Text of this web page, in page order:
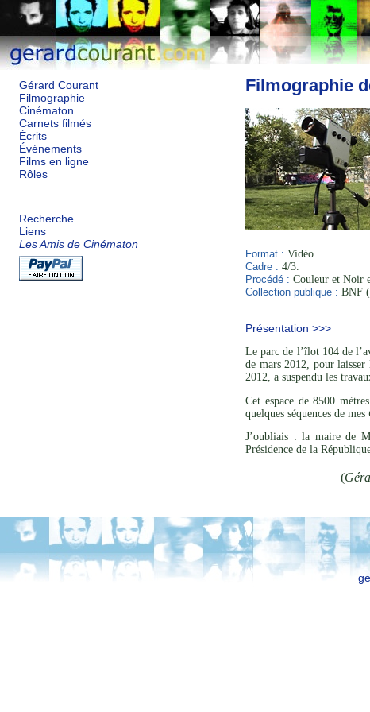
Gérard Courant
Filmographie
Cinématon
Carnets filmés
Écrits
Événements
Films en ligne
Rôles
Recherche
Liens
Les Amis de Cinématon
Filmographie
Format : Vidéo.
Cadre : 4/3.
Procédé : Couleur et Noir
Collection publique : BNF
Présentation >>>
Le parc de l’îlot 104 de
de mars 2012, pour
2012, a suspendu les
Cet espace de 8500
quelques séquences de mes
J’oubliais : la maire de
Présidence de la
(